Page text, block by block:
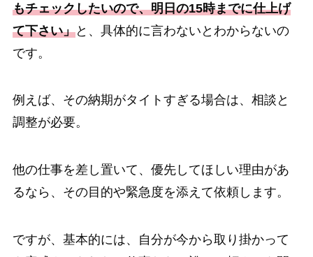
もチェックしたいので、明日の15時までに仕上げ
て下さい」と、具体的に言わないとわからないの
です。
例えば、その納期がタイトすぎる場合は、相談と
調整が必要。
他の仕事を差し置いて、優先してほしい理由があ
るなら、その目的や緊急度を添えて依頼します。
ですが、基本的には、自分が今から取り掛かって